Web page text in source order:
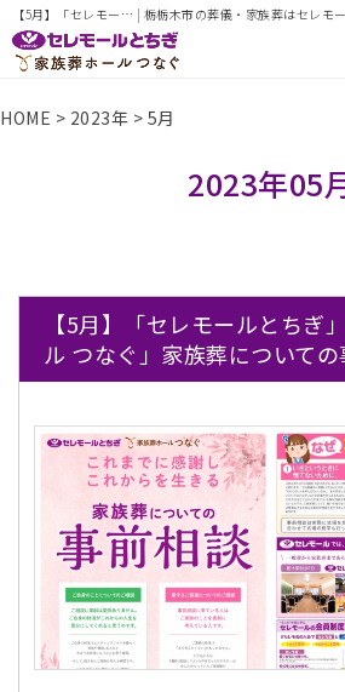
【5月】「セレモー… | 栃栃木市の葬儀・家族葬はセレモ
HOME > 2023年 > 5月
2023年05
【5月】「セレモールとちぎ
ル つなぐ」家族葬について